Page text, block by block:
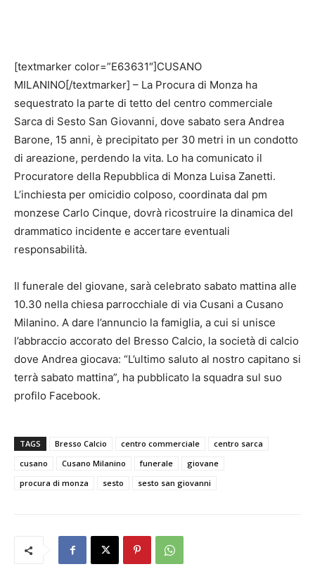
[textmarker color=”E63631″]CUSANO
MILANINO[/textmarker] – La Procura di Monza ha
sequestrato la parte di tetto del centro commerciale
Sarca di Sesto San Giovanni, dove sabato sera Andrea
Barone, 15 anni, è precipitato per 30 metri in un condotto
di areazione, perdendo la vita. Lo ha comunicato il
Procuratore della Repubblica di Monza Luisa Zanetti.
L’inchiesta per omicidio colposo, coordinata dal pm
monzese Carlo Cinque, dovrà ricostruire la dinamica del
drammatico incidente e accertare eventuali
responsabilità.
Il funerale del giovane, sarà celebrato sabato mattina alle
10.30 nella chiesa parrocchiale di via Cusani a Cusano
Milanino. A dare l’annuncio la famiglia, a cui si unisce
l’abbraccio accorato del Bresso Calcio, la società di calcio
dove Andrea giocava: “L’ultimo saluto al nostro capitano si
terrà sabato mattina”, ha pubblicato la squadra sul suo
profilo Facebook.
TAGS Bresso Calcio centro commerciale
centro sarca
cusano
Cusano Milanino funerale
giovane
procura di monza
sesto sesto san giovanni